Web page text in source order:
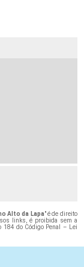
Alto da Lapa" é de direito
links, é proibida sem a
184 do Código Penal –
Lei